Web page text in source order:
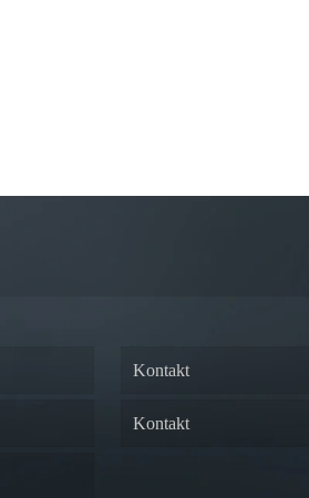
Kontakt
Kontakt